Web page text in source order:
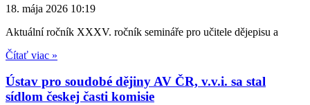
18. mája 2026 10:19
Aktuální ročník XXXV. ročník semináře pro učitele dějepisu a
Čítať viac »
Ústav pro soudobé dějiny AV ČR, v.v.i. sa stal
sídlom českej časti komisie